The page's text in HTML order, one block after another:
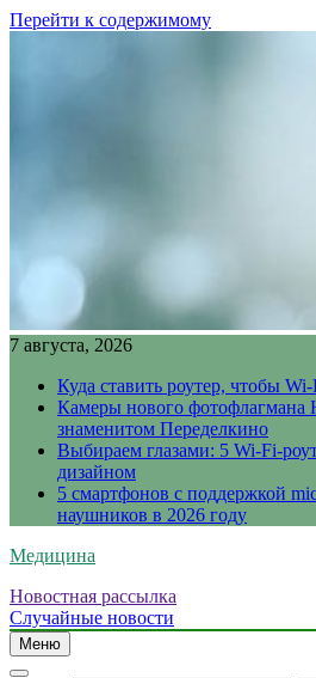
Перейти к содержимому
7 августа, 2026
Куда ставить роутер, чтобы
Камеры нового фотофлагмана
знаменитом Переделкино
Выбираем глазами: 5 Wi-Fi-
дизайном
5 смартфонов с поддержкой
наушников в 2026 году
Медицина
Новостная рассылка
Случайные новости
Меню